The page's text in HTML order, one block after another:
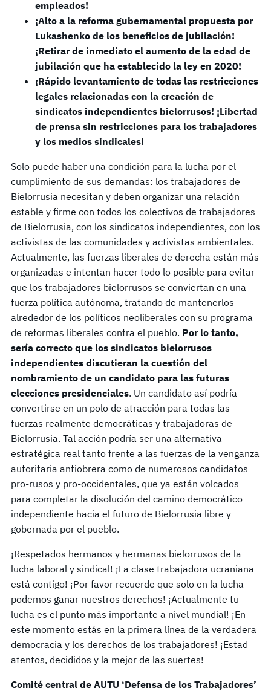
empleados!
¡Alto a la reforma gubernamental propuesta por
Lukashenko de los beneficios de jubilación!
¡Retirar de inmediato el aumento de la edad de
jubilación que ha establecido la ley en 2020!
¡Rápido levantamiento de todas las restricciones
legales relacionadas con la creación de
sindicatos independientes bielorrusos! ¡Libertad
de prensa sin restricciones para los trabajadores
y los medios sindicales!
Solo puede haber una condición para la lucha por el
cumplimiento de sus demandas: los trabajadores de
Bielorrusia necesitan y deben organizar una relación
estable y firme con todos los colectivos de trabajadores
de Bielorrusia, con los sindicatos independientes, con los
activistas de las comunidades y activistas ambientales.
Actualmente, las fuerzas liberales de derecha están más
organizadas e intentan hacer todo lo posible para evitar
que los trabajadores bielorrusos se conviertan en una
fuerza política autónoma, tratando de mantenerlos
alrededor de los políticos neoliberales con su programa
de reformas liberales contra el pueblo. Por lo tanto,
sería correcto que los sindicatos bielorrusos
independientes discutieran la cuestión del
nombramiento de un candidato para las futuras
elecciones presidenciales. Un candidato así podría
convertirse en un polo de atracción para todas las
fuerzas realmente democráticas y trabajadoras de
Bielorrusia. Tal acción podría ser una alternativa
estratégica real tanto frente a las fuerzas de la venganza
autoritaria antiobrera como de numerosos candidatos
pro-rusos y pro-occidentales, que ya están volcados
para completar la disolución del camino democrático
independiente hacia el futuro de Bielorrusia libre y
gobernada por el pueblo.
¡Respetados hermanos y hermanas bielorrusos de la
lucha laboral y sindical! ¡La clase trabajadora ucraniana
está contigo! ¡Por favor recuerde que solo en la lucha
podemos ganar nuestros derechos! ¡Actualmente tu
lucha es el punto más importante a nivel mundial! ¡En
este momento estás en la primera línea de la verdadera
democracia y los derechos de los trabajadores! ¡Estad
atentos, decididos y la mejor de las suertes!
Comité central de AUTU ‘Defensa de los Trabajadores’